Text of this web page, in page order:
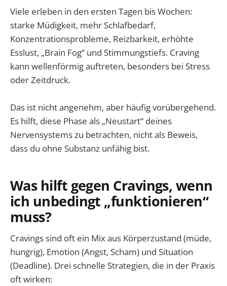
Viele erleben in den ersten Tagen bis Wochen:
starke Müdigkeit, mehr Schlafbedarf,
Konzentrationsprobleme, Reizbarkeit, erhöhte
Esslust, „Brain Fog“ und Stimmungstiefs. Craving
kann wellenförmig auftreten, besonders bei Stress
oder Zeitdruck.
Das ist nicht angenehm, aber häufig vorübergehend.
Es hilft, diese Phase als „Neustart“ deines
Nervensystems zu betrachten, nicht als Beweis,
dass du ohne Substanz unfähig bist.
Was hilft gegen Cravings, wenn
ich unbedingt „funktionieren“
muss?
Cravings sind oft ein Mix aus Körperzustand (müde,
hungrig), Emotion (Angst, Scham) und Situation
(Deadline). Drei schnelle Strategien, die in der Praxis
oft wirken: